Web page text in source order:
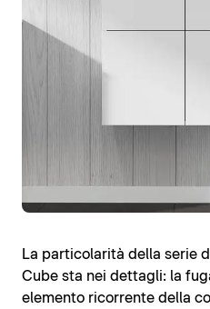
La particolarità della serie
Cube sta nei dettagli: la
elemento ricorrente della